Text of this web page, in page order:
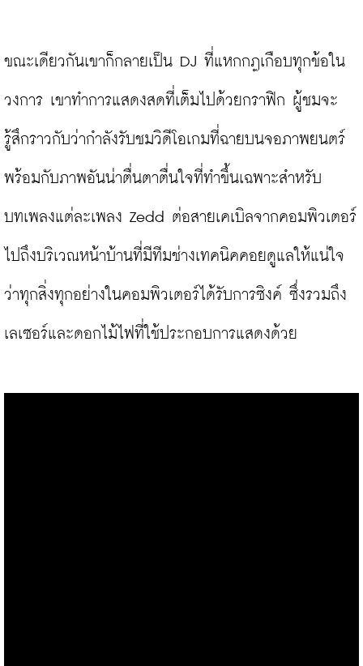
ขณะเดียวกันเขาก็กลายเป็น DJ ที่แหกกฎเกือบทุกข้อใน
วงการ เขาทำการแสดงสดที่เต็มไปด้วยกราฟิก ผู้ชมจะ
รู้สึกราวกับว่ากำลังรับชมวิดีโอเกมที่ฉายบนจอภาพยนตร์
พร้อมกับภาพอันน่าตื่นตาตื่นใจที่ทำขึ้นเฉพาะสำหรับ
บทเพลงแต่ละเพลง Zedd ต่อสายเคเบิลจากคอมพิวเตอร์
ไปถึงบริเวณหน้าบ้านที่มีทีมช่างเทคนิคคอยดูแลให้แน่ใจ
ว่าทุกสิ่งทุกอย่างในคอมพิวเตอร์ได้รับการซิงค์ ซึ่งรวมถึง
เลเซอร์และดอกไม้ไฟที่ใช้ประกอบการแสดงด้วย